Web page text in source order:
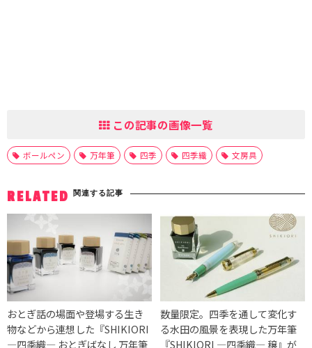
この記事の画像一覧
ボールペン 万年筆 四季 四季織 文房具
RELATED 関連する記事
おとぎ話の場面や登場する生き
物などから連想した『SHIKIORI
―四季織― おとぎばなし 万年筆
数量限定。四季を通して変化す
る水田の風景を表現した万年筆
『SHIKIORI ―四季織― 穣』が